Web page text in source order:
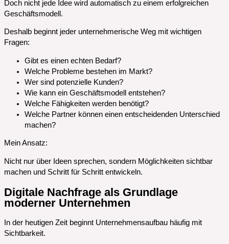
Doch nicht jede Idee wird automatisch zu einem erfolgreichen
Geschäftsmodell.
Deshalb beginnt jeder unternehmerische Weg mit wichtigen
Fragen:
Gibt es einen echten Bedarf?
Welche Probleme bestehen im Markt?
Wer sind potenzielle Kunden?
Wie kann ein Geschäftsmodell entstehen?
Welche Fähigkeiten werden benötigt?
Welche Partner können einen entscheidenden Unterschied
machen?
Mein Ansatz:
Nicht nur über Ideen sprechen, sondern Möglichkeiten sichtbar
machen und Schritt für Schritt entwickeln.
Digitale Nachfrage als Grundlage
moderner Unternehmen
In der heutigen Zeit beginnt Unternehmensaufbau häufig mit
Sichtbarkeit.